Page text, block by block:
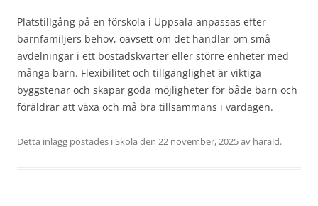
Platstillgång på en förskola i Uppsala anpassas efter
barnfamiljers behov, oavsett om det handlar om små
avdelningar i ett bostadskvarter eller större enheter med
många barn. Flexibilitet och tillgänglighet är viktiga
byggstenar och skapar goda möjligheter för både barn och
föräldrar att växa och må bra tillsammans i vardagen.
Detta inlägg postades iSkola den 22 november, 2025av harald.